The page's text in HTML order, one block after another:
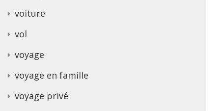
voiture
vol
voyage
voyage en famille
voyage privé